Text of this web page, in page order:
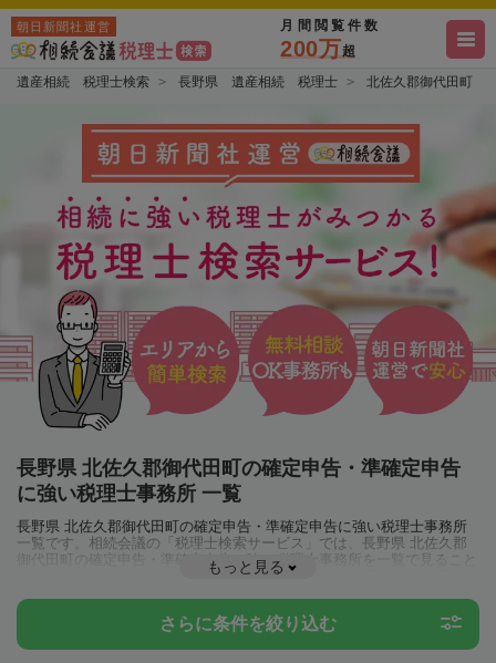
朝日新聞社運営 月間閲覧件数
200万超
遺産相続 税理士検索 長野県 遺産相続 税理士 北佐久郡御代田町
長野県 北佐久郡御代田町の確定申告・準確定申告
に強い税理士事務所 一覧
長野県 北佐久郡御代田町の確定申告・準確定申告に強い税理士事務所
一覧です。相続会議の「税理士検索サービス」では、長野県 北佐久郡
御代田町の確定申告・準確定申告に強い税理士事務所を一覧で見ること
が出来ます。相続に関する税金や特例制度のことは一度近隣の税理士に
もっと見る
さらに条件を絞り込む